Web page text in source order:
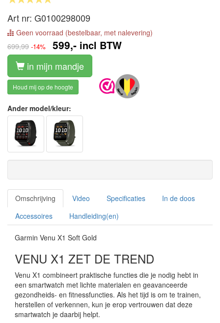
Art nr: G0100298009
Geen voorraad (bestelbaar, met nalevering)
699,99 -14% 599,- incl BTW
in mijn mandje
Houd mij op de hoogte
Ander model/kleur:
Omschrijving Video Specificaties
In de doos
Accessoires
Handleiding(en)
Garmin Venu X1 Soft Gold
VENU X1 ZET DE TREND
Venu X1 combineert praktische functies die je nodig hebt in
een smartwatch met lichte materialen en geavanceerde
gezondheids- en fitnessfuncties. Als het tijd is om te trainen,
herstellen of verkennen, kun je erop vertrouwen dat deze
smartwatch je daarbij helpt.